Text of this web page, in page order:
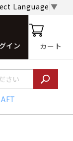
Language ▼
イン カート